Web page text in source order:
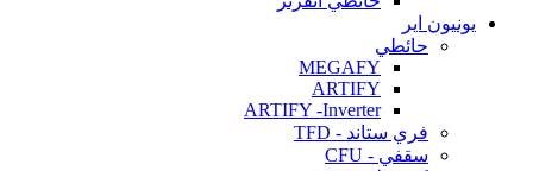
يونيون اير
حائطي
MEGAFY
ARTIFY
ARTIFY -Inverter
فري ستاند - TFD
سقفي - CFU